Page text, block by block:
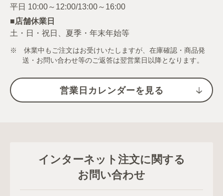
■店舗休業日
土・日・祝日、夏季・年末年始等
※ 休業中もご注文はお受けいたしますが、在庫確認・商品発
送・お問い合わせ等のご返答は翌営業日以降となります。
営業日カレンダーを見る
インターネット注文に関する
お問い合わせ